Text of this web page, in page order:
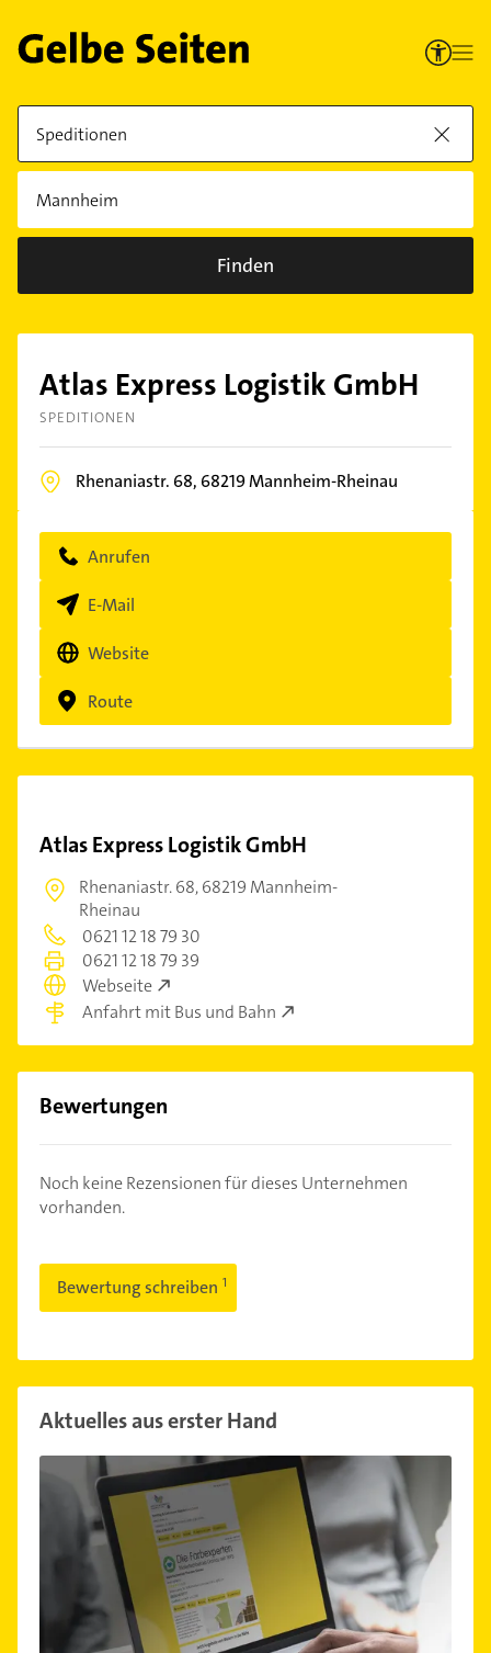
Finden
Atlas Express Logistik GmbH
SPEDITIONEN
Rhenaniastr. 68, 68219Mannheim-Rheinau
Anrufen
E-Mail
Website
Route
Atlas Express Logistik GmbH
Rhenaniastr. 68,68219 Mannheim-
Rheinau
0621 12 18 79 30
0621 12 18 79 39
Webseite
Anfahrt mit Bus und Bahn
Bewertungen
Noch keine Rezensionen für dieses Unternehmen
vorhanden.
Bewertung schreiben
Aktuelles aus erster Hand